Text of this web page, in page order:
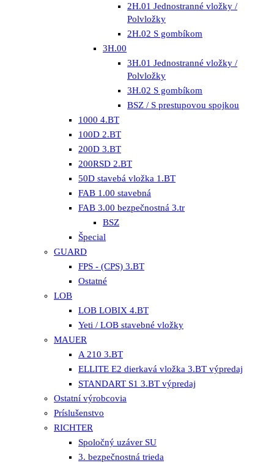
2H.01 Jednostranné vložky /
Polvložky
2H.02 S gombíkom
3H.00
3H.01 Jednostranné vložky /
Polvložky
3H.02 S gombíkom
BSZ / S prestupovou spojkou
1000 4.BT
100D 2.BT
200D 3.BT
200RSD 2.BT
50D stavebá vložka 1.BT
FAB 1.00 stavebná
FAB 3.00 bezpečnostná 3.tr
BSZ
Špecial
GUARD
FPS - (CPS) 3.BT
Ostatné
LOB
LOB LOBIX 4.BT
Yeti / LOB stavebné vložky
MAUER
A 210 3.BT
ELLITE E2 dierkavá vložka 3.BT výpredaj
STANDART S1 3.BT výpredaj
Ostatní výrobcovia
Príslušenstvo
RICHTER
Spoločný uzáver SU
3. bezpečnostná trieda